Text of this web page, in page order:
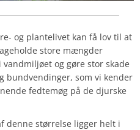
og plantelivet kan få lov til at
store mængder
og gøre stor skade
bundvendinger, som vi kender
fedtemøg på de djurske
denne størrelse ligger helt i